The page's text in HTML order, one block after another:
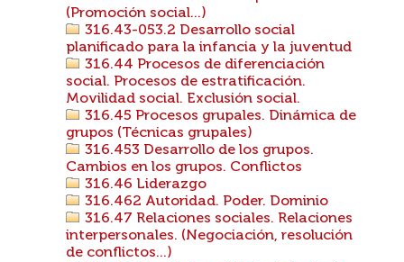
(Promoción social...)
316.43-053.2 Desarrollo social
planificado para la infancia y la juventud
316.44 Procesos de diferenciación
social. Procesos de estratificación.
Movilidad social. Exclusión social.
316.45 Procesos grupales. Dinámica de
grupos (Técnicas grupales)
316.453 Desarrollo de los grupos.
Cambios en los grupos. Conflictos
316.46 Liderazgo
316.462 Autoridad. Poder. Dominio
316.47 Relaciones sociales. Relaciones
interpersonales. (Negociación, resolución
de conflictos...)